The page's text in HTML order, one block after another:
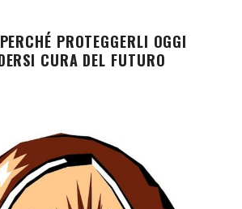
PROTEGGERLI OGGI
CURA DEL FUTURO